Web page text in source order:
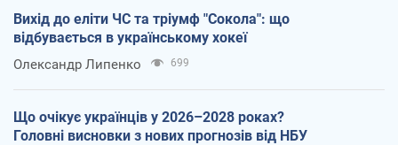
Вихід до еліти ЧС та тріумф "Сокола": що
відбувається в українському хокеї
Олександр Липенко 699
Що очікує українців у 2026–2028 роках?
Головні висновки з нових прогнозів від НБУ